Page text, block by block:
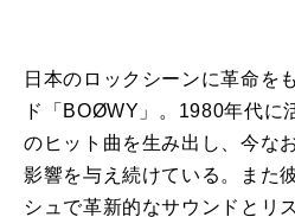
日本のロックシーンに革命を
ド「BOØWY」。1980年代に
のヒット曲を生み出し、今な
影響を与え続けている。また
シュで革新的なサウンドとリ